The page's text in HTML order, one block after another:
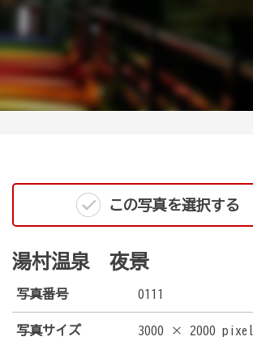
この写真を選択する
湯村温泉 夜景
写真番号 0111
写真サイズ 3000 × 2000 pixel